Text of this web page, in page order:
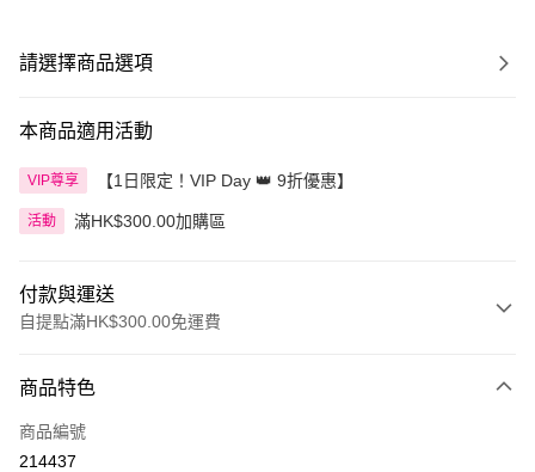
請選擇商品選項
本商品適用活動
VIP尊享 【1日限定！VIP Day 👑 9折優惠】
活動 滿HK$300.00加購區
付款與運送
自提點滿HK$300.00免運費
信用卡
Apple Pay
商品特色
商品編號
214437